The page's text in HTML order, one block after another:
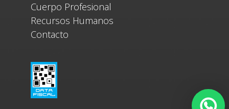
Cuerpo Profesional
Recursos Humanos
Contacto